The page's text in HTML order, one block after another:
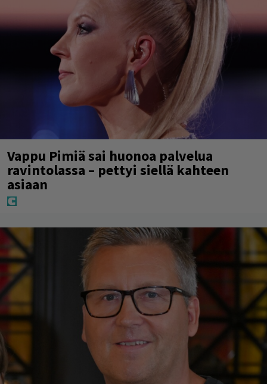
Vappu Pimiä sai huonoa palvelua
ravintolassa – pettyi siellä kahteen
asiaan